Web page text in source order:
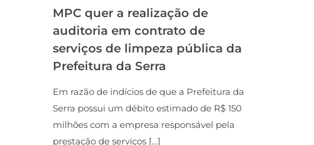
MPC quer a realização de
auditoria em contrato de
serviços de limpeza pública da
Prefeitura da Serra
Em razão de indícios de que a Prefeitura da
Serra possui um débito estimado de R$ 150
milhões com a empresa responsável pela
prestação de serviços […]